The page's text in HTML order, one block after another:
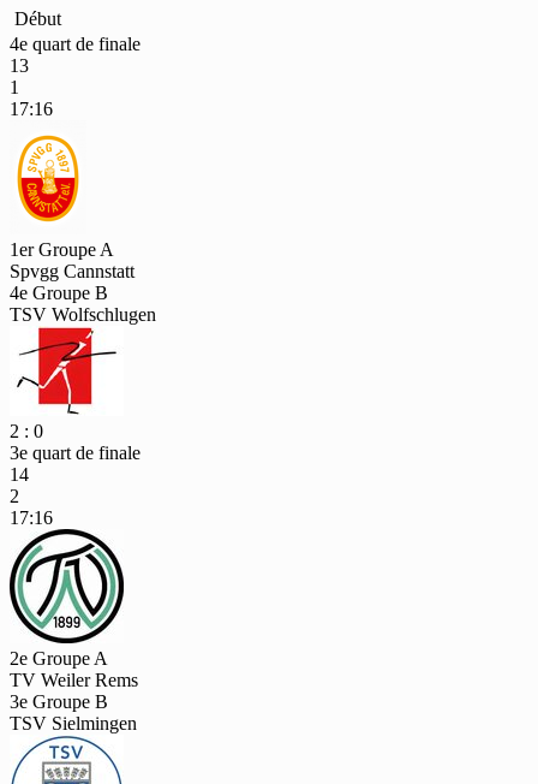
Début
4e quart de finale
13
1
17:16
1er Groupe A
Spvgg Cannstatt
4e Groupe B
TSV Wolfschlugen
2 : 0
3e quart de finale
14
2
17:16
2e Groupe A
TV Weiler Rems
3e Groupe B
TSV Sielmingen